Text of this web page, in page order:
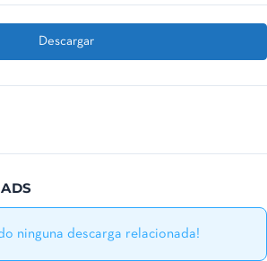
Descargar
ninguna descarga relacionada!